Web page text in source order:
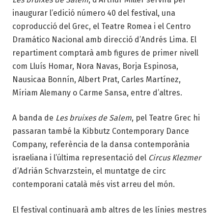
inaugurar l’edició número 40 del festival, una
coproducció del Grec, el Teatre Romea i el Centro
Dramático Nacional amb direcció d’Andrés Lima. El
repartiment comptarà amb figures de primer nivell
com Lluís Homar, Nora Navas, Borja Espinosa,
Nausicaa Bonnín, Albert Prat, Carles Martínez,
Míriam Alemany o Carme Sansa, entre d’altres.
A banda de Les bruixes de Salem, pel Teatre Grec hi
passaran també la Kibbutz Contemporary Dance
Company, referència de la dansa contemporània
israeliana i l’última representació del Circus Klezmer
d’Adrián Schvarzstein, el muntatge de circ
contemporani català més vist arreu del món.
El festival continuarà amb altres de les línies mestres